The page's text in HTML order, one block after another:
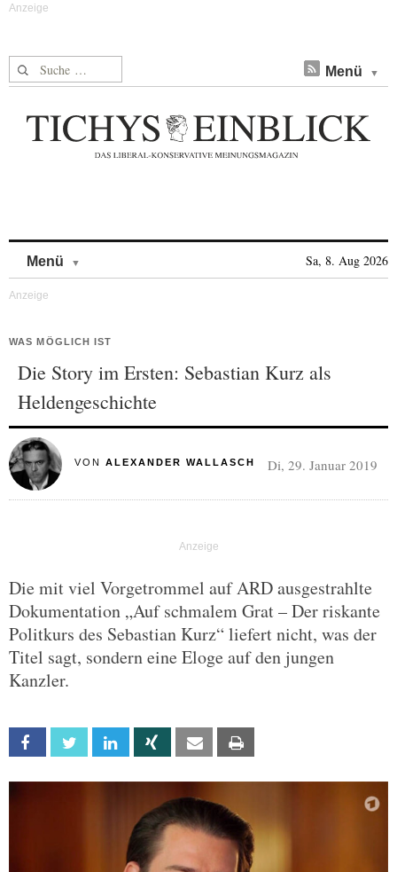
Suche nach: Menü
Menü Sa, 8. Aug 2026
WAS MÖGLICH IST
Die Story im Ersten: Sebastian Kurz als
Heldengeschichte
VON ALEXANDER WALLASCH Di, 29. Januar 2019
Die mit viel Vorgetrommel auf ARD ausgestrahlte
Dokumentation „Auf schmalem Grat – Der riskante
Politkurs des Sebastian Kurz“ liefert nicht, was der
Titel sagt, sondern eine Eloge auf den jungen
Kanzler.
Facebook Twitter Linkedin Xing Email